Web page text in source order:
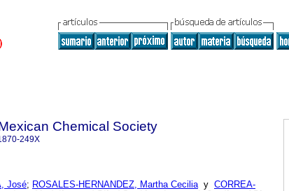
Chemical Society
249X
José; ROSALES-HERNANDEZ, Martha Ceciliay CORREA-